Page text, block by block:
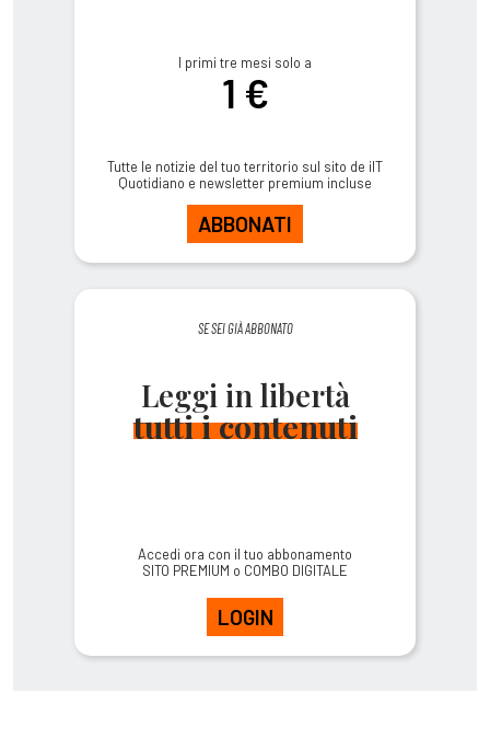
I primi tre mesi solo a
1 €
Tutte le notizie del tuo territorio sul sito de ilT
Quotidiano e newsletter premium incluse
ABBONATI
SE SEI GIÀ ABBONATO
Leggi in libertà
tutti i contenuti
Accedi ora con il tuo abbonamento
SITO PREMIUM o COMBO DIGITALE
LOGIN